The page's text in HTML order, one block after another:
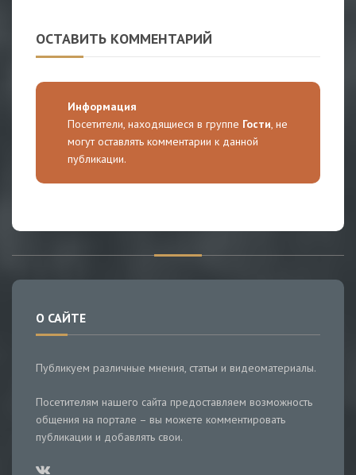
ОСТАВИТЬ КОММЕНТАРИЙ
Информация
Посетители, находящиеся в группе Гости, не
могут оставлять комментарии к данной
публикации.
О САЙТЕ
Публикуем различные мнения, статьи и видеоматериалы.
Посетителям нашего сайта предоставляем возможность
общения на портале – вы можете комментировать
публикации и добавлять свои.